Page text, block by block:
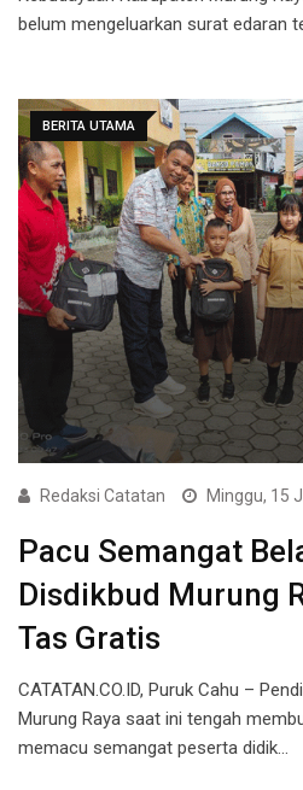
belum mengeluarkan surat edaran
BERITA UTAMA
Redaksi Catatan Minggu, 15
Pacu Semangat
Disdikbud Murung
Tas Gratis
CATATAN.CO.ID, Puruk Cahu –
Murung Raya saat ini tengah
memacu semangat peserta didik…